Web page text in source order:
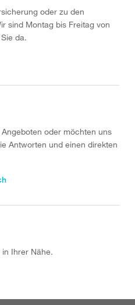
oder zu den
sind Montag bis Freitag von
da.
oder möchten uns
Antworten und einen direkten
Ihrer Nähe.